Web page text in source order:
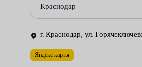
шум в зоне ГРМ;
нарушение установки рычага;
люфты и сильная вибрация.
Краснодар
г. Краснодар, ул.
Яндекс карты